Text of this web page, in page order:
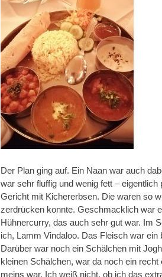
Der Plan ging auf. Ein Naan war auch
war sehr fluffig und wenig fett –
Gericht mit Kichererbsen. Die waren so
zerdrücken konnte. Geschmacklich war
Hühnercurry, das auch sehr gut war. Im
ich, Lamm Vindaloo. Das Fleisch war
Darüber war noch ein Schälchen mit
kleinen Schälchen, war da noch ein
meins war. Ich weiß nicht, ob ich das